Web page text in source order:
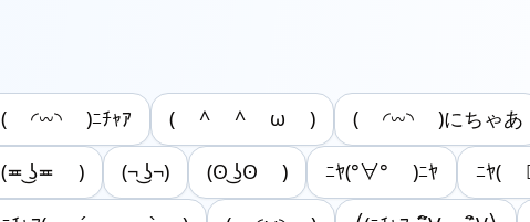
( ◜𖥦◝ )ﾆﾁｬｱ ( ^ ^ ω ) ( ◜𖥦◝ )にちゃあ
(≖ ͜ʖ≖ ) (¬ ͜ʖ¬) (ʘ ͜ʖʘ ) ﾆﾔ(°∀° )ﾆﾔ ﾆﾔ(